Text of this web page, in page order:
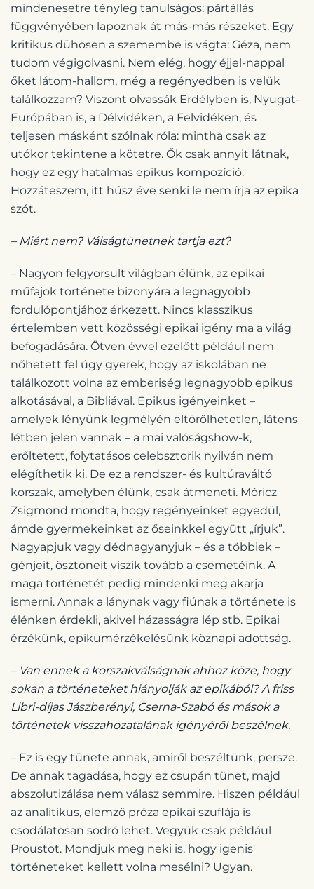
mindenesetre tényleg tanulságos: pártállás
függvényében lapoznak át más-más részeket. Egy
kritikus dühösen a szemembe is vágta: Géza, nem
tudom végigolvasni. Nem elég, hogy éjjel-nappal
őket látom-hallom, még a regényedben is velük
találkozzam? Viszont olvassák Erdélyben is, Nyugat-
Európában is, a Délvidéken, a Felvidéken, és
teljesen másként szólnak róla: mintha csak az
utókor tekintene a kötetre. Ők csak annyit látnak,
hogy ez egy hatalmas epikus kompozíció.
Hozzáteszem, itt húsz éve senki le nem írja az epika
szót.
– Miért nem? Válságtünetnek tartja ezt?
– Nagyon felgyorsult világban élünk, az epikai
műfajok története bizonyára a legnagyobb
fordulópontjához érkezett. Nincs klasszikus
értelemben vett közösségi epikai igény ma a világ
befogadására. Ötven évvel ezelőtt például nem
nőhetett fel úgy gyerek, hogy az iskolában ne
találkozott volna az emberiség legnagyobb epikus
alkotásával, a Bibliával. Epikus igényeinket –
amelyek lényünk legmélyén eltörölhetetlen, látens
létben jelen vannak – a mai valóságshow-k,
erőltetett, folytatásos celebsztorik nyilván nem
elégíthetik ki. De ez a rendszer- és kultúraváltó
korszak, amelyben élünk, csak átmeneti. Móricz
Zsigmond mondta, hogy regényeinket egyedül,
ámde gyermekeinket az őseinkkel együtt „írjuk”.
Nagyapjuk vagy dédnagyanyjuk – és a többiek –
génjeit, ösztöneit viszik tovább a csemetéink. A
maga történetét pedig mindenki meg akarja
ismerni. Annak a lánynak vagy fiúnak a története is
élénken érdekli, akivel házasságra lép stb. Epikai
érzékünk, epikumérzékelésünk köznapi adottság.
– Van ennek a korszakválságnak ahhoz köze, hogy
sokan a történeteket hiányolják az epikából? A friss
Libri-díjas Jászberényi, Cserna-Szabó és mások a
történetek visszahozatalának igényéről beszélnek.
– Ez is egy tünete annak, amiről beszéltünk, persze.
De annak tagadása, hogy ez csupán tünet, majd
abszolutizálása nem válasz semmire. Hiszen például
az analitikus, elemző próza epikai szuflája is
csodálatosan sodró lehet. Vegyük csak például
Proustot. Mondjuk meg neki is, hogy igenis
történeteket kellett volna mesélni? Ugyan.